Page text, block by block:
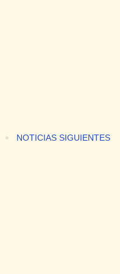
NOTICIAS SIGUIENTES